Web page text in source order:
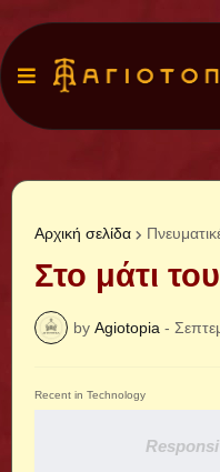
Αρχική σελίδα
Στο μάτι
by Agiotopia -
Recent in Technology